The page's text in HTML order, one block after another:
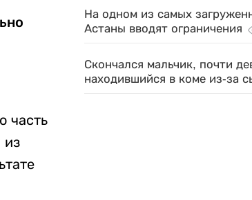
часть
из
На одном из самых
Астаны вводят ограничения
Скончался мальчик, почти
находившийся в коме из-за